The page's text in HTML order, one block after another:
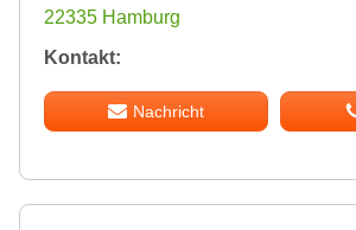
22335 Hamburg
Kontakt:
Nachricht